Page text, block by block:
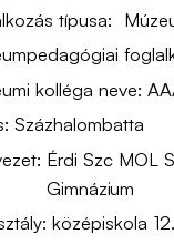
típusa:
kolléga neve:
Százhalombatta
Érdi Szc MOL
Gimnázium
középiskola 12.